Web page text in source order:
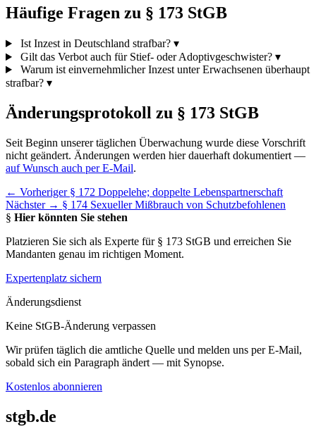
Häufige Fragen zu § 173 StGB
Ist Inzest in Deutschland strafbar? ▾
Gilt das Verbot auch für Stief- oder Adoptivgeschwister? ▾
Warum ist einvernehmlicher Inzest unter Erwachsenen überhaupt
strafbar? ▾
Änderungsprotokoll zu § 173 StGB
Seit Beginn unserer täglichen Überwachung wurde diese Vorschrift
nicht geändert. Änderungen werden hier dauerhaft dokumentiert —
auf Wunsch auch per E-Mail.
← Vorheriger § 172 Doppelehe; doppelte Lebenspartnerschaft
Nächster → § 174 Sexueller Mißbrauch von Schutzbefohlenen
§ Hier könnten Sie stehen
Platzieren Sie sich als Experte für § 173 StGB und erreichen Sie
Mandanten genau im richtigen Moment.
Expertenplatz sichern
Änderungsdienst
Keine StGB-Änderung verpassen
Wir prüfen täglich die amtliche Quelle und melden uns per E-Mail,
sobald sich ein Paragraph ändert — mit Synopse.
Kostenlos abonnieren
stgb.de